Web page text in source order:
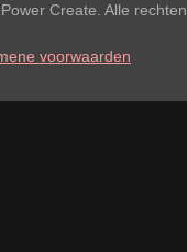
Create. Alle rechten
voorwaarden